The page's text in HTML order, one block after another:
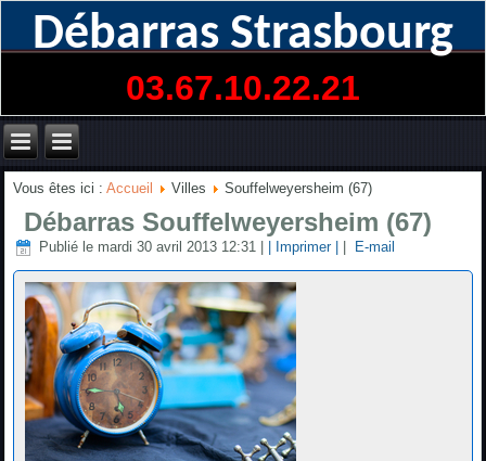
Débarras Strasbourg
03.67.10.22.21
Vous êtes ici :Accueil Villes Souffelweyersheim (67)
Débarras Souffelweyersheim (67)
Publié le mardi 30 avril 2013 12:31 | Imprimer | E-mail